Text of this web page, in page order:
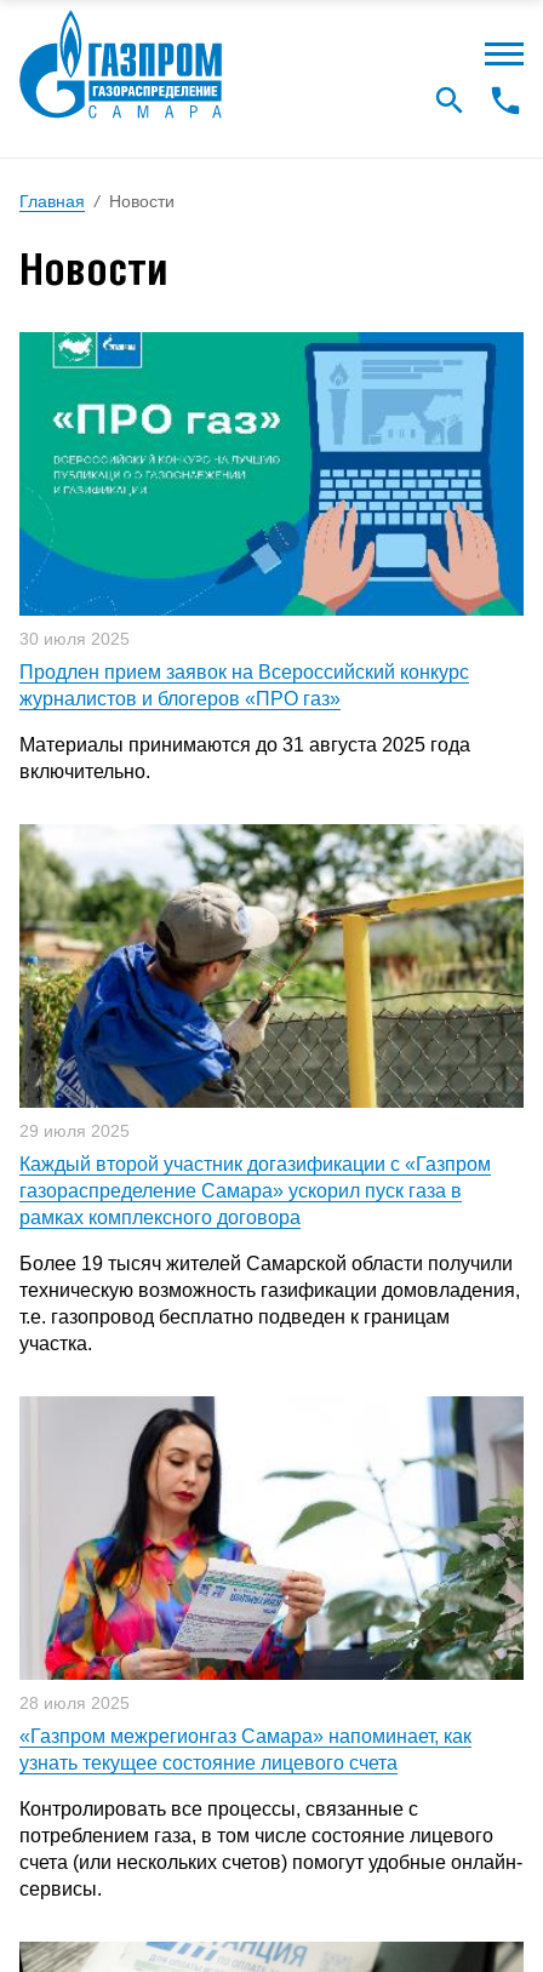
Главная / Новости
Новости
30 июля 2025
Продлен прием заявок на Всероссийский конкурс
журналистов и блогеров «ПРО газ»
Материалы принимаются до 31 августа 2025 года
включительно.
29 июля 2025
Каждый второй участник догазификации с «Газпром
газораспределение Самара» ускорил пуск газа в
рамках комплексного договора
Более 19 тысяч жителей Самарской области получили
техническую возможность газификации домовладения,
т.е. газопровод бесплатно подведен к границам
участка.
28 июля 2025
«Газпром межрегионгаз Самара» напоминает, как
узнать текущее состояние лицевого счета
Контролировать все процессы, связанные с
потреблением газа, в том числе состояние лицевого
счета (или нескольких счетов) помогут удобные онлайн-
сервисы.